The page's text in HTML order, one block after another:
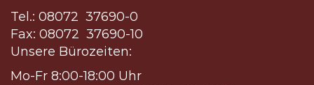
Tel.: 08072 37690-0
Fax: 08072 37690-10
Unsere Bürozeiten:
Mo-Fr 8:00-18:00 Uhr